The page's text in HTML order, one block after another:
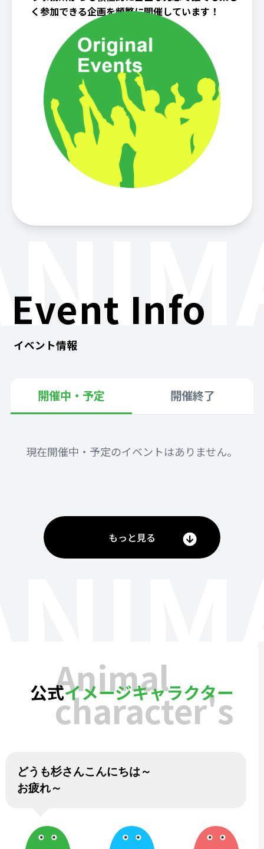
く参加できる企画を頻繁に開催しています！
Event Info
イベント情報
開催中・予定 開催終了
現在開催中・予定のイベントはありません。
もっと見る
公式イメージキャラクター
Animal
character's
どうも杉さんこんにちは～
お疲れ～